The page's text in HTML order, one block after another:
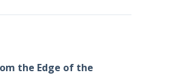
the Edge of the